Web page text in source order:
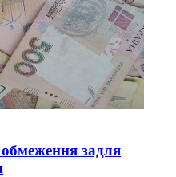
задля